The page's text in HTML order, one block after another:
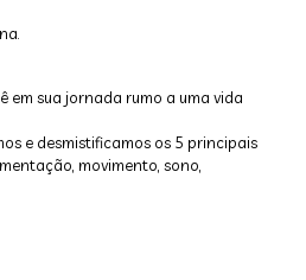
em sua jornada rumo a uma vida
e desmistificamos os 5 principais
movimento, sono,